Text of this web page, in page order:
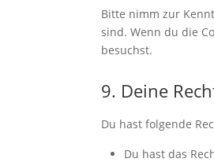
Bitte nimm zur
sind. Wenn du die
besuchst.
9. Deine
Du hast folgende
Du hast das